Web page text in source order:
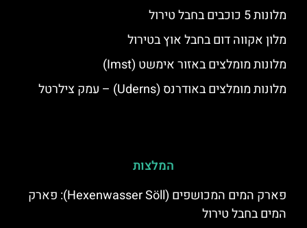
מלונות 5 כוכבים בחבל טירול
מלון אקווה דום בחבל אוץ בטירול
מלונות מומלצים באזור אימשט (Imst)
מלונות מומלצים באודרנס (Uderns) – עמק צילרטל
המלצות
פארק המים המכושפים (Hexenwasser Söll): פארק
המים בחבל טירול